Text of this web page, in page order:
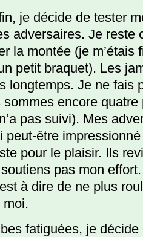
je décide de tester
adversaires. Je reste
la montée (je m’étais
petit braquet). Les
longtemps. Je ne fais
encore
pas suivi). Mes
peut-être
pour le plaisir. Ils
pas mon
à dire de ne plus
moi.
fatiguées, je